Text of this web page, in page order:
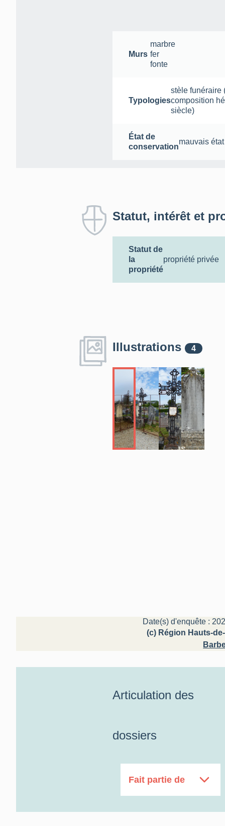
Murs
marbre
fer
fonte
Typologies
stèle funéraire
composition
siècle)
État de
conservation
mauvais état
Statut, intérêt et
Statut de
la
propriété
propriété privée
Illustrations 4
Date(s) d'enquête :
(c) Région Hauts-
Articulation des
dossiers
Fait partie de